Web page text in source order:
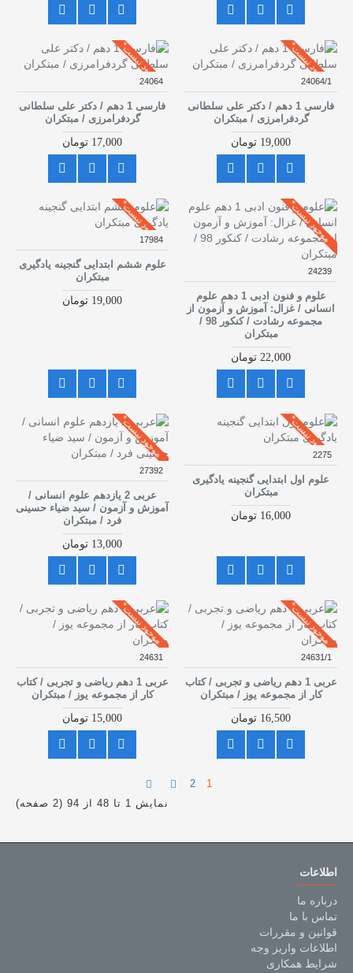
موجود نیست*
24064/1
فارسی 1 دهم / دکتر علی سلطانی
گردفرامرزی / مبتکران
19,000 تومان
موجود نیست*
24064
فارسی 1 دهم / دکتر علی سلطانی
گردفرامرزی / مبتکران
17,000 تومان
موجود نیست*
24239
علوم و فنون ادبی 1 دهم علوم
انسانی / غزال: آموزش و آزمون از
مجموعه رشادت / کنکور 98 /
مبتکران
22,000 تومان
موجود نیست*
17984
علوم ششم ابتدایی گنجینه یادگیری
مبتکران
19,000 تومان
موجود نیست*
2275
علوم اول ابتدایی گنجینه یادگیری
مبتکران
16,000 تومان
موجود نیست*
27392
عربی 2 یازدهم علوم انسانی /
آموزش و آزمون / سید ضیاء حسینی
فرد / مبتکران
13,000 تومان
موجود نیست*
24631/1
عربی 1 دهم ریاضی و تجربی / کتاب
کار از مجموعه یوز / مبتکران
16,500 تومان
موجود نیست*
24631
عربی 1 دهم ریاضی و تجربی / کتاب
کار از مجموعه یوز / مبتکران
15,000 تومان
1
2
نمایش 1 تا 48 از 94 (2 صفحه)
اطلاعات
درباره ما
تماس با ما
قوانین و مقررات
اطلاعات واریز وجه
شرایط همکاری